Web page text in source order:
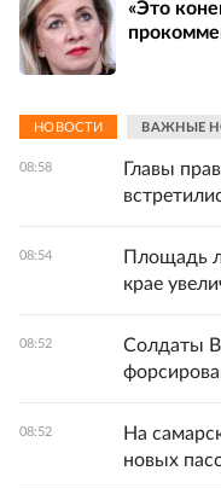
«Это
НОВОСТИ ВАЖНЫЕ
08:58
Главы
08:54
Площадь
крае
08:52
Солдаты
08:52
На
новых